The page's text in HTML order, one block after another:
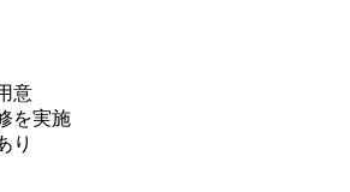
意
を実施
り